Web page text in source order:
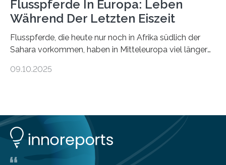
Flusspferde In Europa: Leben
Während Der Letzten Eiszeit
Flusspferde, die heute nur noch in Afrika südlich der
Sahara vorkommen, haben in Mitteleuropa viel länger
Knochenfunden zeigen, dass Flusspferde noch vor
Universität Potsdam und die Reiss-Engelhorn-Museen
Mannheim mit dem Curt-Engelhorn-Zentrum
Archäometrie hat dazu eine Studie im Fachjournal
Current Biology veröffentlicht. Bisher ging man davon
09.10.2025